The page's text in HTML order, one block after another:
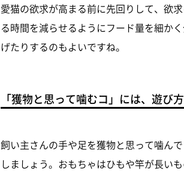
愛猫の欲求が高まる前に先回りして、欲
る時間を減らせるようにフード量を細か
げたりするのもよいですね。
「獲物と思って噛むコ」には、遊び
飼い主さんの手や足を獲物と思って噛ん
しましょう。おもちゃはひもや竿が長い